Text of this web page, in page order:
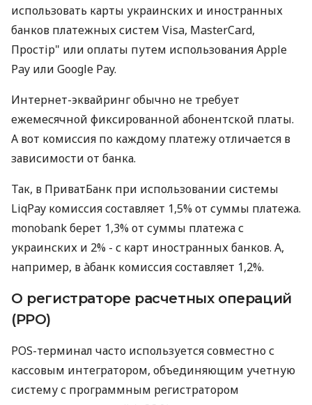
использовать карты украинских и иностранных
банков платежных систем Visa, MasterCard,
Простір" или оплаты путем использования Apple
Pay или Google Pay.
Интернет-эквайринг обычно не требует
ежемесячной фиксированной абонентской платы.
А вот комиссия по каждому платежу отличается в
зависимости от банка.
Так, в ПриватБанк при использовании системы
LiqPay комиссия составляет 1,5% от суммы платежа.
monobank берет 1,3% от суммы платежа с
украинских и 2% - с карт иностранных банков. А,
например, в àбанк комиссия составляет 1,2%.
О регистраторе расчетных операций
(РРО)
POS-терминал часто используется совместно с
кассовым интегратором, объединяющим учетную
систему с программным регистратором